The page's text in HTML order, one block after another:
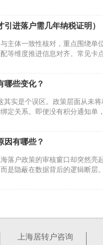
引进落户需几年纳税证明）
主体一致性核对，重点围绕单
等维度推进信息对齐。常见卡
哪些变化？
其实是个误区。政策层面从未将
定关系。即便没有积分通知单
因有哪些？
落户政策的审核窗口却突然亮
是隐蔽在数据背后的逻辑断层
生直接落户、7年居转户、人才
上海居转户咨询